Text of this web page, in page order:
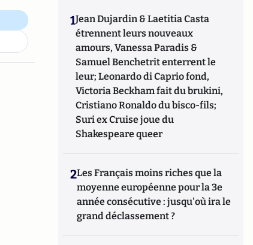
1Jean Dujardin & Laetitia Casta
étrennent leurs nouveaux
amours, Vanessa Paradis &
Samuel Benchetrit enterrent le
leur; Leonardo di Caprio fond,
Victoria Beckham fait du brukini,
Cristiano Ronaldo du bisco-fils;
Suri ex Cruise joue du
Shakespeare queer
2Les Français moins riches que la
moyenne européenne pour la 3e
année consécutive : jusqu'où ira le
grand déclassement ?